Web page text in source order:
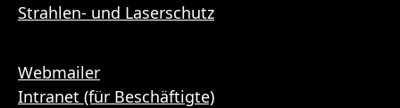
Strahlen- und Laserschutz
Webmailer
Intranet (für Beschäftigte)